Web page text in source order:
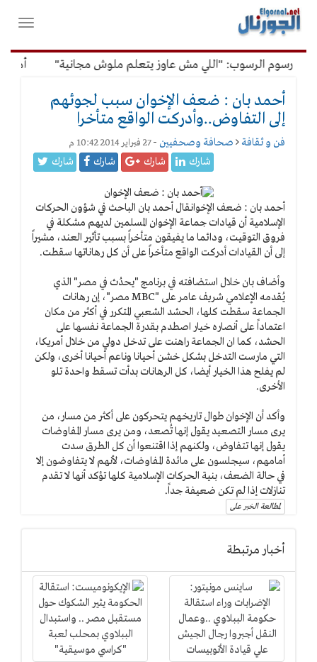
القائمة
الرئيسية
فتح
رسوم الرسوب: "اللي مش عاوز يتعلم ملوش مجانية" أمين
أحمد بان : ضعف الإخوان سبب لجوئهم
إلى التفاوض..وأدركت الواقع متأخرا
فن و ثقافة صحافة وصحفيين -27 فبراير 2014 10:42 م
شارك شارك شارك شارك
أحمد بان : ضعف الإخوانقال أحمد بان الباحث في شؤون الحركات
الإسلامية أن قيادات جماعة الإخوان المسلمين لديهم مشكلة في
فروق التوقيت، ودائما ما يفيقون متأخراً بسبب تأثير العند، مشيراً
إلى أن القيادات أدركت الواقع متأخراً على أن كل رهاناتها سقطت.
وأضاف بان خلال استضافته في برنامج "يحدُث في مصر" الذي
يُقدمه الإعلامي شريف عامر على "MBC مصر"، إن رهانات
الجماعة سقطت كلها، الحشد الشعبي المتكرر في أكثر من مكان
اعتماداً على أنصاره خيار اصطدم بقدرة الجماعة نفسها على
الحشد، كما ان الجماعة راهنت على تدخل دولي من خلال أمريكا،
التي مارست التدخل بشكل خشن أحيانا وناعم أحيانا أخرى، ولكن
لم يفلح هذا الخيار أيضا، كل الرهانات بدأت تسقط واحدة تلو
الأخرى.
وأكد أن الإخوان طوال تاريخهم يتحركون على أكثر من مسار، من
يرى مسار التصعيد يقول إنها تُصعد، ومن يرى مسار المفاوضات
يقول إنها تتفاوض، ولكنهم إذا اقتنعوا أن كل الطرق سدت
أمامهم، سيجلسون على مائدة المفاوضات، لأنهم لا يتفاوضون إلا
في حالة الضعف، بنية الحركات الإسلامية كلها تؤكد أنها لا تقدم
تنازلات إذا لم تكن ضعيفة جداً.
لمطالعة الخبر على
أخبار مرتبطة